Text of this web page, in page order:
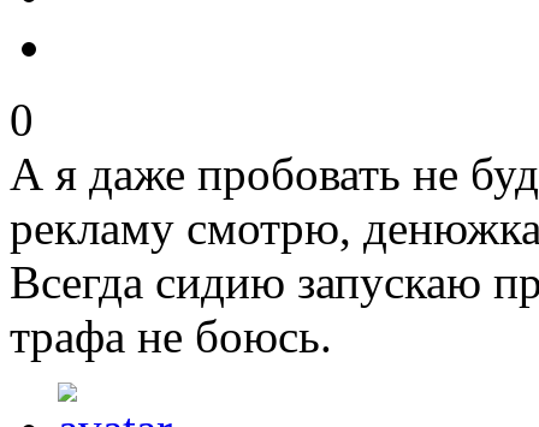
0
А я даже пробовать не
рекламу смотрю, денюжка
Всегда сидию запускаю
трафа не боюсь.